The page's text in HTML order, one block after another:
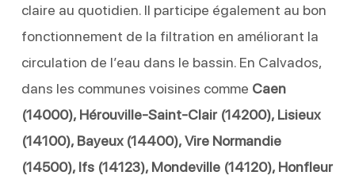
claire au quotidien. Il participe également au bon
fonctionnement de la filtration en améliorant la
circulation de l’eau dans le bassin. En Calvados,
dans les communes voisines comme Caen
(14000), Hérouville-Saint-Clair (14200), Lisieux
(14100), Bayeux (14400), Vire Normandie
(14500), Ifs (14123), Mondeville (14120), Honfleur